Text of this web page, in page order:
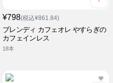
¥798(税込¥861.84)
ブレンディ カフェオレ やすらぎの
カフェインレス
18本